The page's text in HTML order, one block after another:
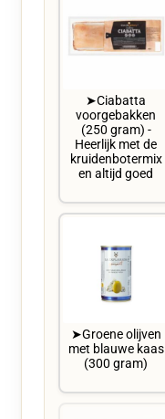
➤Ciabatta
voorgebakken
(250 gram) -
Heerlijk met de
kruidenbotermix
en altijd goed
➤Groene olijven
met blauwe kaas
(300 gram)